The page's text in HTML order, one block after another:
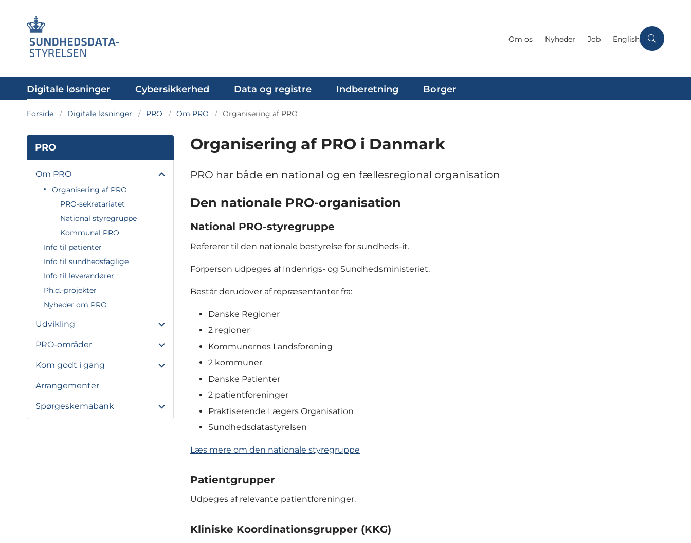
Om os Nyheder Job English
Digitale løsninger Cybersikkerhed Data og registre Indberetning Borger
Forside Digitale løsninger PRO Om PRO Organisering af PRO
PRO
Om PRO
Organisering af PRO
PRO-sekretariatet
National styregruppe
Kommunal PRO
Info til patienter
Info til sundhedsfaglige
Info til leverandører
Ph.d.-projekter
Nyheder om PRO
Udvikling
PRO-områder
Kom godt i gang
Arrangementer
Spørgeskemabank
Organisering af PRO i Danmark
PRO har både en national og en fællesregional organisation
Den nationale PRO-organisation
National PRO-styregruppe
Refererer til den nationale bestyrelse for sundheds-it.
Forperson udpeges af Indenrigs- og Sundhedsministeriet.
Består derudover af repræsentanter fra:
Danske Regioner
2 regioner
Kommunernes Landsforening
2 kommuner
Danske Patienter
2 patientforeninger
Praktiserende Lægers Organisation
Sundhedsdatastyrelsen
Læs mere om den nationale styregruppe
Patientgrupper
Udpeges af relevante patientforeninger.
Kliniske Koordinationsgrupper (KKG)